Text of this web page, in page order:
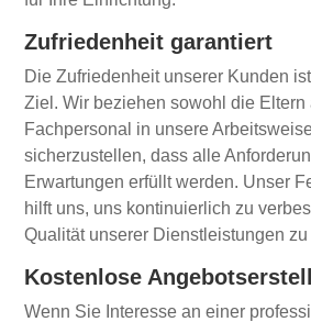
Zufriedenheit garantiert
Die Zufriedenheit unserer Kunden
Ziel. Wir beziehen sowohl die Eltern
Fachpersonal in unsere
sicherzustellen, dass alle
Erwartungen erfüllt werden. Unser
hilft uns, uns kontinuierlich zu
Qualität unserer Dienstleistungen zu
Kostenlose
Wenn Sie Interesse an einer